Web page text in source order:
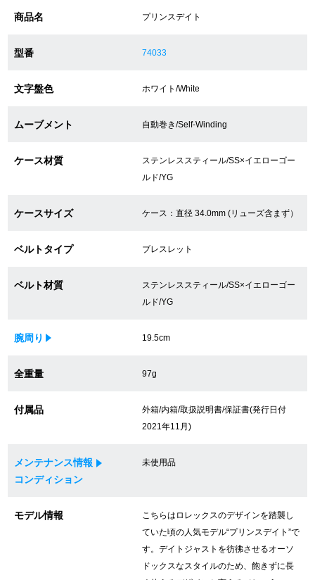
ラッピングサービス
腕時計サイズ調整サービス
店舗受け取りサービス
店舗取り寄せサービス
買取・下取りをご希望の方
買取・下取りはこちら
買取専門サロン
75%以上保証！中古商品高価買戻し
修理・メンテナンスをご希望の方
修理・メンテンナンスについて
商品名 プリンスデイト
型番 74033
文字盤色 ホワイト/White
ムーブメント 自動巻き/Self-Winding
ケース材質
ステンレススティール/SS×イエローゴー
ルド/YG
ケースサイズ ケース：直径 34.0mm (リューズ含まず）
ベルトタイプ ブレスレット
ベルト材質
ステンレススティール/SS×イエローゴー
ルド/YG
腕周り 19.5cm
全重量 97g
付属品
外箱/内箱/取扱説明書/保証書(発行日付
2021年11月)
メンテナンス情報
コンディション
未使用品
モデル情報
こちらはロレックスのデザインを踏襲し
ていた頃の人気モデル“プリンスデイト”で
す。デイトジャストを彷彿させるオーソ
ドックスなスタイルのため、飽きずに長